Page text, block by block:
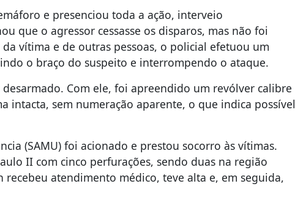
e presenciou toda a ação, interveio
que o agressor cessasse os disparos, mas não foi
vítima e de outras pessoas, o policial efetuou um
o braço do suspeito e interrompendo o ataque.
Com ele, foi apreendido um revólver calibre
intacta, sem numeração aparente, o que indica possível
(SAMU) foi acionado e prestou socorro às vítimas.
II com cinco perfurações, sendo duas na região
recebeu atendimento médico, teve alta e, em seguida,